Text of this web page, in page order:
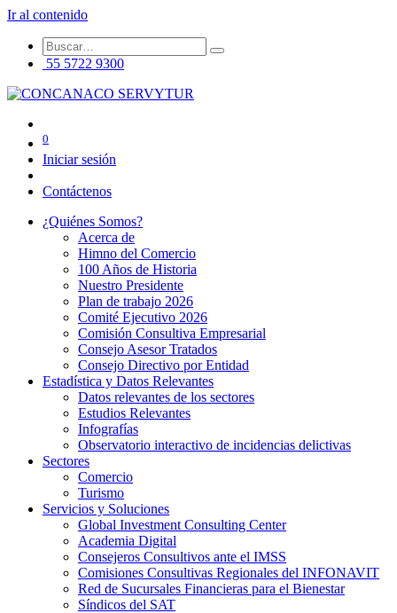
Ir al contenido
55 5722 9300
0
Iniciar sesión
Contáctenos
¿Quiénes Somos?
Acerca de
Himno del Comercio
100 Años de Historia
Nuestro Presidente
Plan de trabajo 2026
Comité Ejecutivo 2026
Comisión Consultiva Empresarial
Consejo Asesor Tratados
Consejo Directivo por Entidad
Estadística y Datos Relevantes
Datos relevantes de los sectores
Estudios Relevantes
Infografías
Observatorio interactivo de incidencias delictivas
Sectores
Comercio
Turismo
Servicios y Soluciones
Global Investment Consulting Center
Academia Digital
Consejeros Consultivos ante el IMSS
Comisiones Consultivas Regionales del INFONAVIT
Red de Sucursales Financieras para el Bienestar
Síndicos del SAT